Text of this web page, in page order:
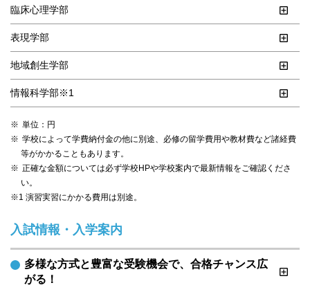
臨床心理学部
表現学部
地域創生学部
情報科学部※1
単位：円
学校によって学費納付金の他に別途、必修の留学費用や教材費など諸経費
等がかかることもあります。
正確な金額については必ず学校HPや学校案内で最新情報をご確認くださ
い。
※1 演習実習にかかる費用は別途。
入試情報・入学案内
多様な方式と豊富な受験機会で、合格チャンス広
がる！